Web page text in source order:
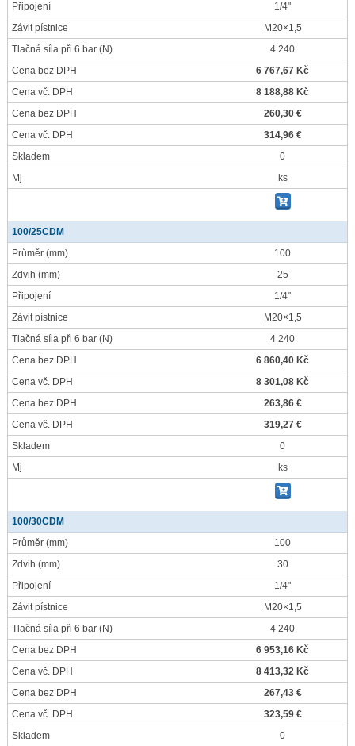
Připojení
1/4"
Závit pístnice
M20×1,5
Tlačná síla při 6 bar (N)
4 240
Cena bez DPH
6 767,67 Kč
Cena vč. DPH
8 188,88 Kč
Cena bez DPH
260,30 €
Cena vč. DPH
314,96 €
Skladem
0
Mj
ks
100/25CDM
Průměr (mm)
100
Zdvih (mm)
25
Připojení
1/4"
Závit pístnice
M20×1,5
Tlačná síla při 6 bar (N)
4 240
Cena bez DPH
6 860,40 Kč
Cena vč. DPH
8 301,08 Kč
Cena bez DPH
263,86 €
Cena vč. DPH
319,27 €
Skladem
0
Mj
ks
100/30CDM
Průměr (mm)
100
Zdvih (mm)
30
Připojení
1/4"
Závit pístnice
M20×1,5
Tlačná síla při 6 bar (N)
4 240
Cena bez DPH
6 953,16 Kč
Cena vč. DPH
8 413,32 Kč
Cena bez DPH
267,43 €
Cena vč. DPH
323,59 €
Skladem
0